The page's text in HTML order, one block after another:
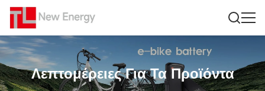
Λεπτομέρειες Για Τα Προϊόντα